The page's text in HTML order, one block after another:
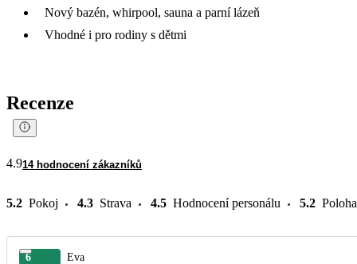
Nový bazén, whirpool, sauna a parní lázeň
Vhodné i pro rodiny s dětmi
Recenze
4.914 hodnocení zákazníků
5.2 Pokoj 4.3 Strava 4.5 Hodnocení personálu 5.2 Poloha
6 Eva